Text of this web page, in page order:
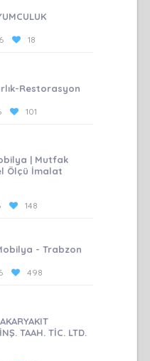
18
Restorasyon
101
| Mutfak
Ölçü İmalat
148
- Trabzon
498
TAAH. TİC. LTD.